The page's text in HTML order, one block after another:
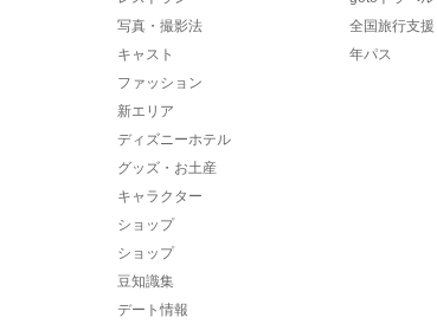
写真・撮影法
キャスト
ファッション
新エリア
ディズニーホテル
グッズ・お土産
キャラクター
ショップ
ショップ
豆知識集
デート情報
全国旅行支援
年パス